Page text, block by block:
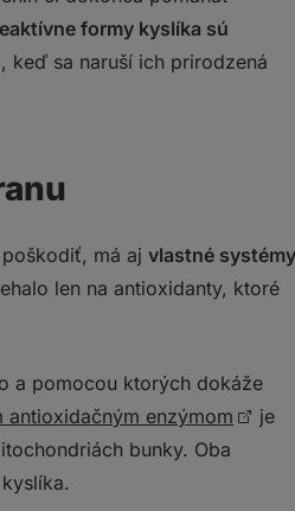
formy kyslíka sú
keď sa naruší ich prirodzená
má aj vlastné systémy
len na antioxidanty, ktoré
a pomocou ktorých dokáže
antioxidačným enzýmom
je
bunky. Oba